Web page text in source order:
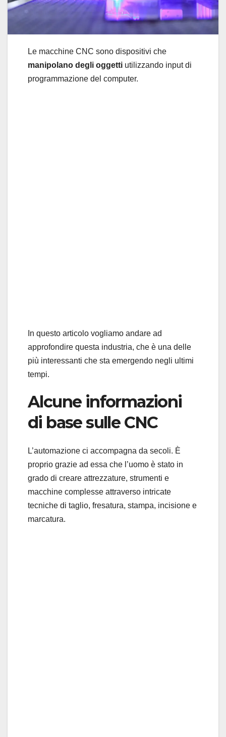
Le macchine CNC sono dispositivi che
manipolano degli oggetti utilizzando input di
programmazione del computer.
In questo articolo vogliamo andare ad
approfondire questa industria, che è una delle
più interessanti che sta emergendo negli ultimi
tempi.
Alcune informazioni
di base sulle CNC
L’automazione ci accompagna da secoli. È
proprio grazie ad essa che l’uomo è stato in
grado di creare attrezzature, strumenti e
macchine complesse attraverso intricate
tecniche di taglio, fresatura, stampa, incisione e
marcatura.